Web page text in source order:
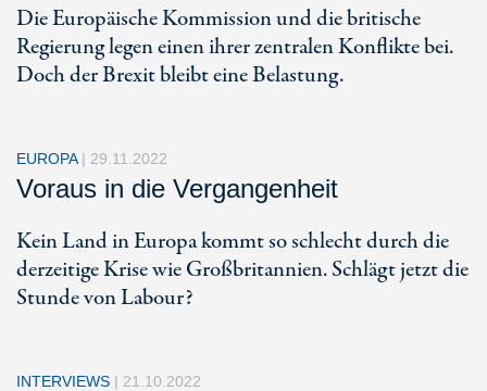
Die Europäische Kommission und die britische
Regierung legen einen ihrer zentralen Konflikte bei.
Doch der Brexit bleibt eine Belastung.
EUROPA | 29.11.2022
Voraus in die Vergangenheit
Kein Land in Europa kommt so schlecht durch die
derzeitige Krise wie Großbritannien. Schlägt jetzt die
Stunde von Labour?
INTERVIEWS | 21.10.2022